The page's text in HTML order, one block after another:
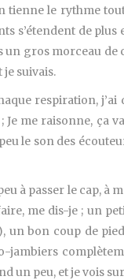
tienne le rythme
s’étendent de plus
gros morceau
je suivais.
respiration, j’ai
me raisonne, ça
le son des
à passer le cap, à
me dis-je ; un
bon coup de
jambiers
un peu, et je vois